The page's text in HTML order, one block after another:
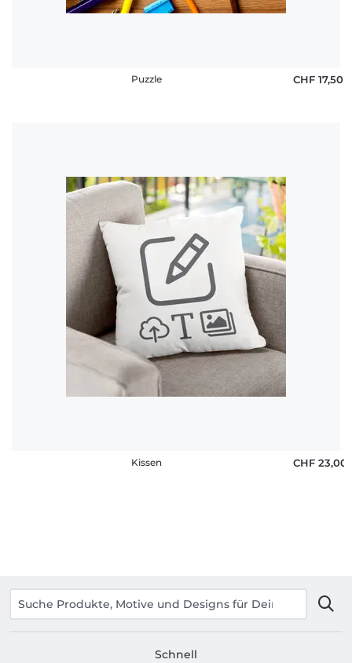
Puzzle CHF 17,50
Kissen CHF 23,00
Schnell